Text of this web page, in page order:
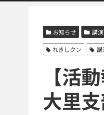
お知らせ 講
れきしクン 講
【活
大里